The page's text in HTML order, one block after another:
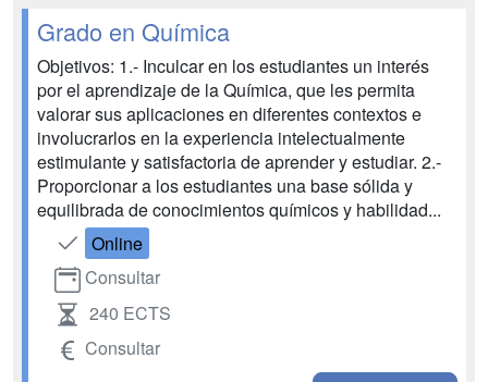
Grado en Química
Objetivos: 1.- Inculcar en los estudiantes un interés
por el aprendizaje de la Química, que les permita
valorar sus aplicaciones en diferentes contextos e
involucrarlos en la experiencia intelectualmente
estimulante y satisfactoria de aprender y estudiar. 2.-
Proporcionar a los estudiantes una base sólida y
equilibrada de conocimientos químicos y habilidad...
Online
Consultar
240 ECTS
Consultar